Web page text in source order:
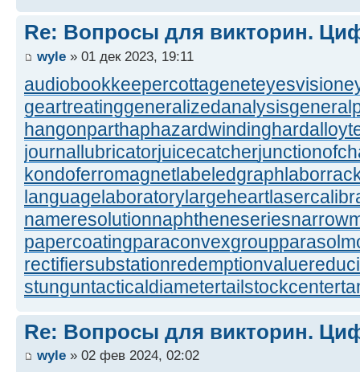
Re: Вопросы для викторин.
wyle » 01 дек 2023, 19:11
audiobookkeepercottageneteyesvision
geartreatinggeneralizedanalysis
hangonparthaphazardwinding
journallubricatorjuicecatcher
kondoferromagnetlabeledgraph
languagelaboratorylargeheart
nameresolutionnaphtheneseries
papercoatingparaconvexgroup
rectifiersubstationredemptionvalue
stunguntacticaldiametertailstockcenter
Re: Вопросы для викторин.
wyle » 02 фев 2024, 02:02